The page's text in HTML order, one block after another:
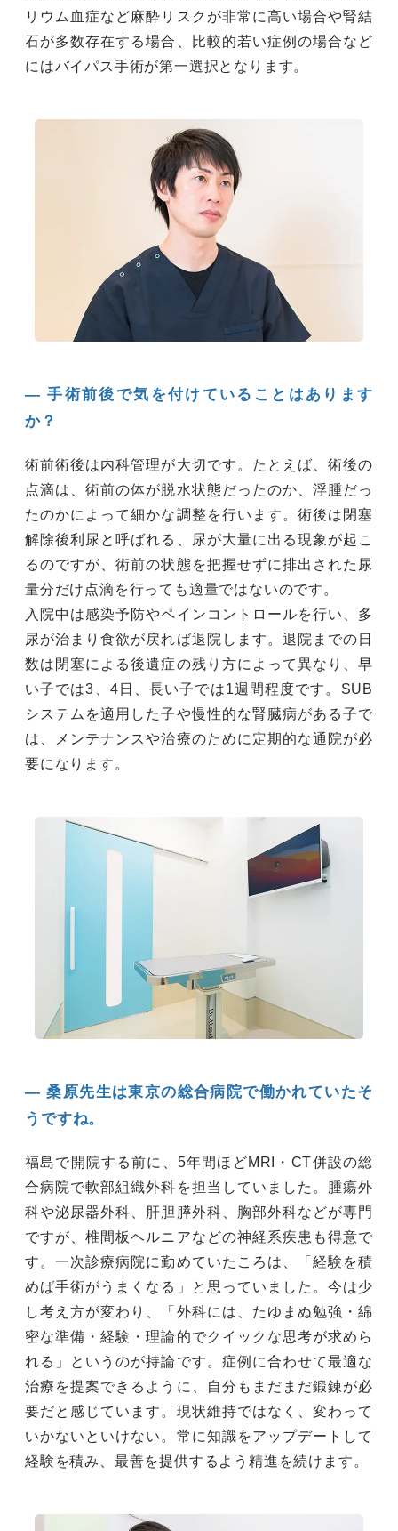
リウム血症など麻酔リスクが非常に高い場合や腎結
石が多数存在する場合、比較的若い症例の場合など
にはバイパス手術が第一選択となります。
― 手術前後で気を付けていることはあります
か？
術前術後は内科管理が大切です。たとえば、術後の
点滴は、術前の体が脱水状態だったのか、浮腫だっ
たのかによって細かな調整を行います。術後は閉塞
解除後利尿と呼ばれる、尿が大量に出る現象が起こ
るのですが、術前の状態を把握せずに排出された尿
量分だけ点滴を行っても適量ではないのです。
入院中は感染予防やペインコントロールを行い、多
尿が治まり食欲が戻れば退院します。退院までの日
数は閉塞による後遺症の残り方によって異なり、早
い子では3、4日、長い子では1週間程度です。SUB
システムを適用した子や慢性的な腎臓病がある子で
は、メンテナンスや治療のために定期的な通院が必
要になります。
― 桑原先生は東京の総合病院で働かれていたそ
うですね。
福島で開院する前に、5年間ほどMRI・CT併設の総
合病院で軟部組織外科を担当していました。腫瘍外
科や泌尿器外科、肝胆膵外科、胸部外科などが専門
ですが、椎間板ヘルニアなどの神経系疾患も得意で
す。一次診療病院に勤めていたころは、「経験を積
めば手術がうまくなる」と思っていました。今は少
し考え方が変わり、「外科には、たゆまぬ勉強・綿
密な準備・経験・理論的でクイックな思考が求めら
れる」というのが持論です。症例に合わせて最適な
治療を提案できるように、自分もまだまだ鍛錬が必
要だと感じています。現状維持ではなく、変わって
いかないといけない。常に知識をアップデートして
経験を積み、最善を提供するよう精進を続けます。